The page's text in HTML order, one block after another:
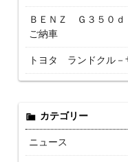
ＢＥＮＺ Ｇ３５０
ご納車
トヨタ ランドクル
カテゴリー
ニュース